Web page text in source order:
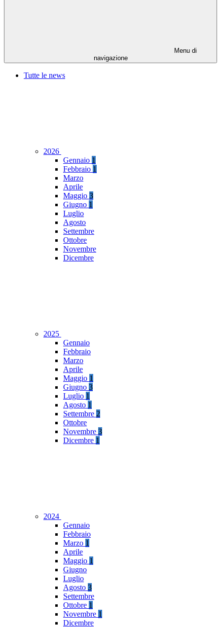
Menu di
navigazione
Tutte le news
2026
Gennaio 1
Febbraio 1
Marzo
Aprile
Maggio 3
Giugno 1
Luglio
Agosto
Settembre
Ottobre
Novembre
Dicembre
2025
Gennaio
Febbraio
Marzo
Aprile
Maggio 1
Giugno 3
Luglio 1
Agosto 1
Settembre 2
Ottobre
Novembre 3
Dicembre 1
2024
Gennaio
Febbraio
Marzo 1
Aprile
Maggio 1
Giugno
Luglio
Agosto 3
Settembre
Ottobre 1
Novembre 1
Dicembre